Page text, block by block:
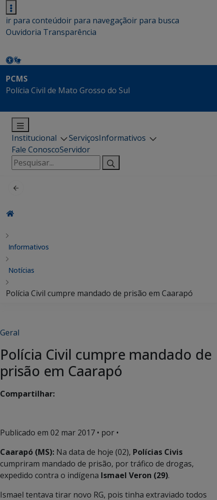
ir para conteúdoir para navegaçãoir para busca
Ouvidoria Transparência
PCMS
Polícia Civil de Mato Grosso do Sul
Institucional ServiçosInformativos
Fale ConoscoServidor
Pesquisar
por:
Informativos
Notícias
Polícia Civil cumpre mandado de prisão em Caarapó
Geral
Polícia Civil cumpre mandado de
prisão em Caarapó
Compartilhar:
Publicado em 02 mar 2017 • por •
Caarapó (MS): Na data de hoje (02), Polícias Civis
cumpriram mandado de prisão, por tráfico de drogas,
expedido contra o indígena Ismael Veron (29).
Ismael tentava tirar novo RG, pois tinha extraviado todos